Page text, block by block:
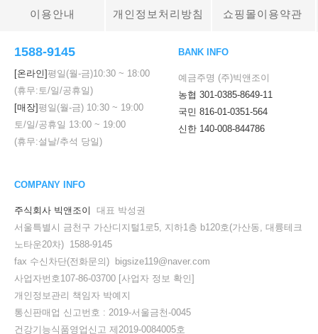
이용안내 개인정보처리방침 쇼핑몰이용약관
1588-9145
[온라인]평일(월-금)10:30 ~ 18:00
(휴무:토/일/공휴일)
[매장]평일(월-금) 10:30 ~ 19:00
토/일/공휴일 13:00 ~ 19:00
(휴무:설날/추석 당일)
BANK INFO
예금주명 (주)빅앤조이
농협 301-0385-8649-11
국민 816-01-0351-564
신한 140-008-844786
COMPANY INFO
주식회사 빅앤조이
대표 박성권
서울특별시 금천구 가산디지털1로5, 지하1층 b120호(가산동, 대륭테크
노타운20차) 1588-9145
fax 수신차단(전화문의) bigsize119@naver.com
사업자번호107-86-03700 [사업자 정보 확인]
개인정보관리 책임자 박예지
통신판매업 신고번호 : 2019-서울금천-0045
건강기능식품영업신고 제2019-0084005호